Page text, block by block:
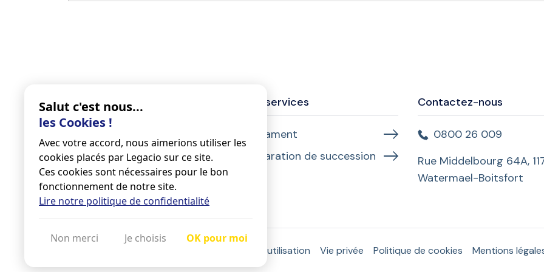
Legacio
Jobs
Guides
Blog
Nos services
Testament
Déclaration de succession
Contactez-nous
0800 26 009
Rue Middelbourg 64A,
Watermael-Boitsfort
Conditions générales d'utilisation Vie privée Politique de cookies Mentions
Salut c'est nous...
les Cookies !
Avec votre accord, nous aimerions utiliser les
cookies placés par Legacio sur ce site.
Ces cookies sont nécessaires pour le bon
fonctionnement de notre site.
Lire notre politique de confidentialité
Non merci Je choisis OK pour moi